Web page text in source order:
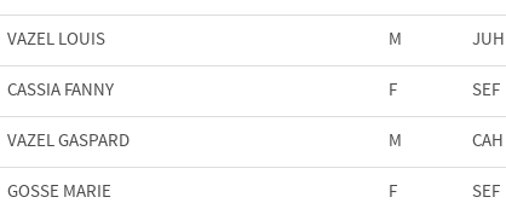
VAZEL LOUIS M JUH
CASSIA FANNY F SEF
VAZEL GASPARD M CAH
GOSSE MARIE F SEF